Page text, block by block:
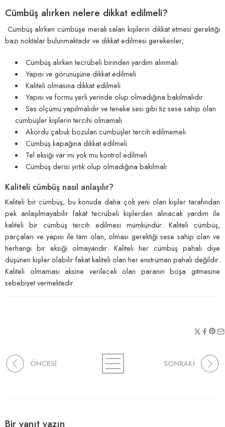
Cümbüş alırken nelere dikkat edilmeli?
Cümbüş alırken cümbüşe merak salan kişilerin dikkat etmesi gerektiği
bazı noktalar bulunmaktadır ve dikkat edilmesi gerekenler;
Cümbüş alırken tecrübeli birinden yardım alınmalı
Yapısı ve görünüşüne dikkat edilmeli
Kaliteli olmasına dikkat edilmeli
Yapısı ve formu yerli yerinde olup olmadığına bakılmalıdır.
Ses ölçümü yapılmalıdır ve teneke sesi gibi tiz sese sahip olan
cümbüşler kişilerin tercihi olmamalı
Akordu çabuk bozulan cümbüşler tercih edilmemeli
Cümbüş kapağına dikkat edilmeli
Tel eksiği var mı yok mu kontrol edilmeli
Cümbüş derisi yırtık olup olmadığına bakılmalı
Kaliteli cümbüş nasıl anlaşılır?
Kaliteli bir cümbüş, bu konuda daha çok yeni olan kişiler tarafından
pek anlaşılmayabilir fakat tecrübeli kişilerden alınacak yardım ile
kaliteli bir cümbüş tercih edilmesi mümkündür. Kaliteli cümbüş,
parçaları ve yapısı ile tam olan, olması gerektiği sese sahip olan ve
herhangi bir eksiği olmayandır. Kaliteli her cümbüş pahalı diye
düşünen kişiler olabilir fakat kaliteli olan her enstrüman pahalı değildir.
Kaliteli olmaması aksine verilecek olan paranın boşa gitmesine
sebebiyet vermektedir.
ÖNCESİ SONRAKİ
Bir yanıt yazın